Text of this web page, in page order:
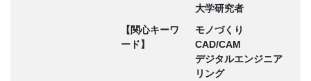
大学研究者
【関心キーワ
ード】
モノづくり
CAD/CAM
デジタルエンジニア
リング